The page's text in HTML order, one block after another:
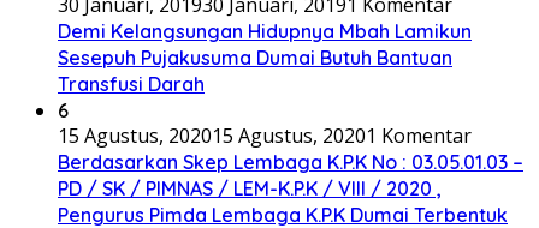
Demi Kelangsungan Hidupnya Mbah Lamikun
Sesepuh Pujakusuma Dumai Butuh Bantuan
Transfusi Darah
6
15 Agustus, 202015 Agustus, 20201 Komentar
Berdasarkan Skep Lembaga K.P.K No : 03.05.01.03 –
PD / SK / PIMNAS / LEM-K.P.K / VIII / 2020 ,
Pengurus Pimda Lembaga K.P.K Dumai Terbentuk